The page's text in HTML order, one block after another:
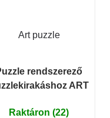
Art puzzle
rendszerező
ART
Raktáron (22)